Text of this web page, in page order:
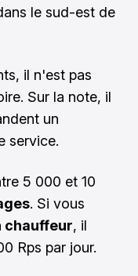
le sud-est de
il n'est pas
Sur la note, il
un
service.
5 000 et 10
. Si vous
chauffeur, il
Rps par jour.